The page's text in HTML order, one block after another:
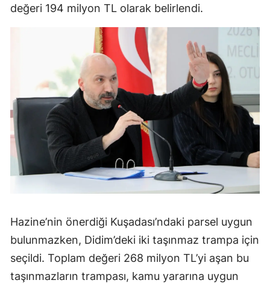
değeri 194 milyon TL olarak belirlendi.
Hazine’nin önerdiği Kuşadası’ndaki parsel uygun
bulunmazken, Didim’deki iki taşınmaz trampa için
seçildi. Toplam değeri 268 milyon TL’yi aşan bu
taşınmazların trampası, kamu yararına uygun